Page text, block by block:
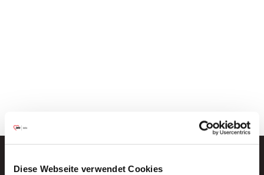
Diese Webseite verwendet Cookies